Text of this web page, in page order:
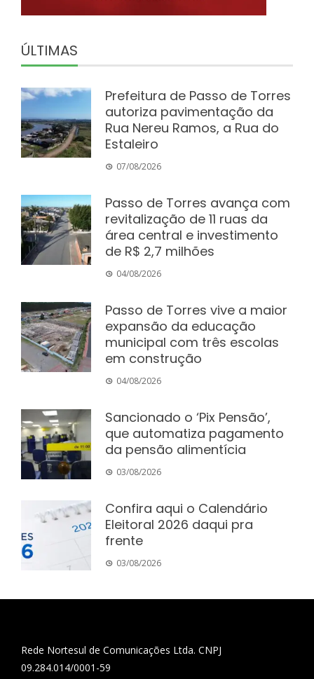
ÚLTIMAS
Prefeitura de Passo de Torres
autoriza pavimentação da
Rua Nereu Ramos, a Rua do
Estaleiro
07/08/2026
Passo de Torres avança com
revitalização de 11 ruas da
área central e investimento
de R$ 2,7 milhões
04/08/2026
Passo de Torres vive a maior
expansão da educação
municipal com três escolas
em construção
04/08/2026
Sancionado o ‘Pix Pensão’,
que automatiza pagamento
da pensão alimentícia
03/08/2026
Confira aqui o Calendário
Eleitoral 2026 daqui pra
frente
03/08/2026
Rede Nortesul de Comunicações Ltda. CNPJ
09.284.014/0001-59